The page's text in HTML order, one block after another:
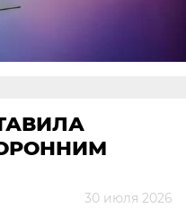
30 июля 2026